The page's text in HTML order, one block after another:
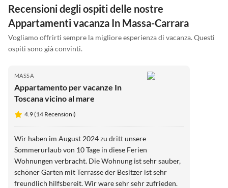
Recensioni degli ospiti delle nostre
Appartamenti vacanza In Massa-Carrara
Vogliamo offrirti sempre la migliore esperienza di vacanza. Questi
ospiti sono già convinti.
MASSA
Appartamento per vacanze In
Toscana vicino al mare
4.9 (14 Recensioni)
Wir haben im August 2024 zu dritt unsere
Sommerurlaub von 10 Tage in diese Ferien
Wohnungen verbracht. Die Wohnung ist sehr sauber,
schöner Garten mit Terrasse der Besitzer ist sehr
freundlich hilfsbereit. Wir ware sehr sehr zufrieden.